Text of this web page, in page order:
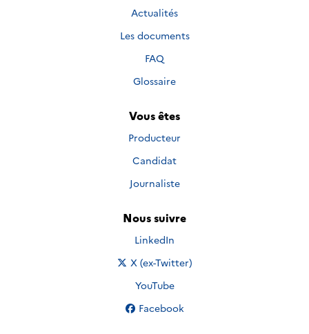
Actualités
Les documents
FAQ
Glossaire
Vous êtes
Producteur
Candidat
Journaliste
Nous suivre
Nous suivre sur
LinkedIn
Nous suivre sur
X (ex-Twitter)
Nous suivre sur
YouTube
Nous suivre sur
Facebook